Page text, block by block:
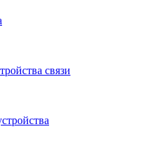
связи